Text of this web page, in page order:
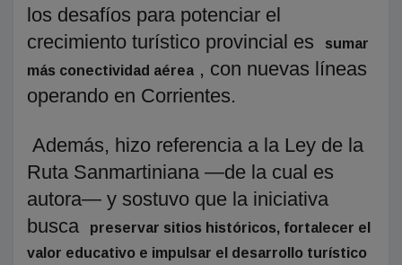
los desafíos para potenciar el
crecimiento turístico provincial es
sumar
más conectividad aérea , con nuevas líneas
operando en Corrientes.
Además, hizo referencia a la Ley de la
Ruta Sanmartiniana —de la cual es
autora— y sostuvo que la iniciativa
busca
preservar sitios históricos, fortalecer el
valor educativo e impulsar el desarrollo turístico